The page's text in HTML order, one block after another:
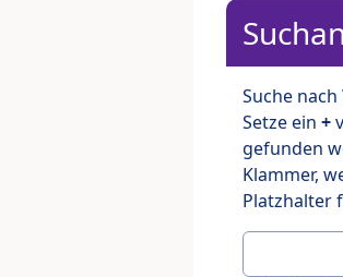
Suche
Setze ein +
gefunden
Klammer,
Platzhalter